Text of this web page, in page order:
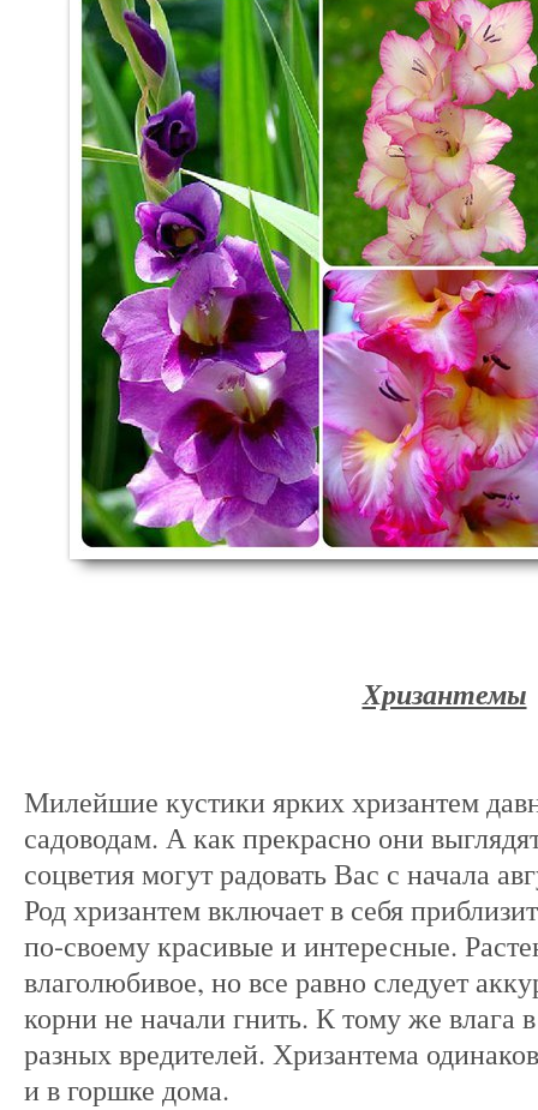
Хризантемы
Милейшие кустики ярких хризантем
садоводам. А как прекрасно они
соцветия могут радовать Вас с начала
Род хризантем включает в себя
по-своему красивые и интересные.
влаголюбивое, но все равно следует
корни не начали гнить. К тому же влага
разных вредителей. Хризантема
и в горшке дома.